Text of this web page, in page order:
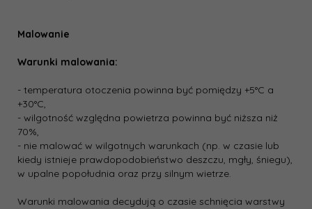
Malowanie
Warunki malowania:
- temperatura otoczenia powinna być pomiędzy +5°C a
+30°C,
- wilgotność względna powietrza powinna być niższa niż
70%,
- nie malować w wilgotnych warunkach (np. w czasie lub
kiedy istnieje prawdopodobieństwo deszczu, mgły, śniegu),
w upalne popołudnia oraz przy silnym wietrze.
Warunki malowania decydują o czasie schnięcia warstwy